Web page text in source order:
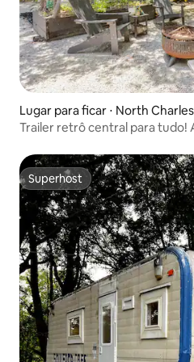
Lugar para ficar ⋅ North
Trailer retrô central para tudo!
Superhost
Superhost